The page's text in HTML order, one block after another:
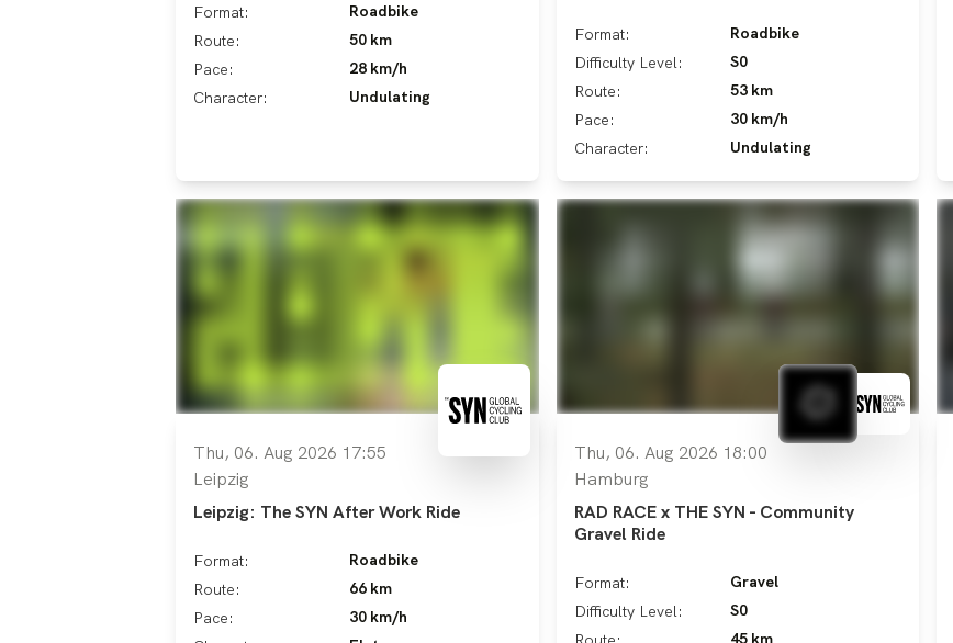
Format:
Roadbike
Route:
50 km
Pace:
28 km/h
Character:
Undulating
Format:
Roadbike
Difficulty Level:
S0
Route:
53 km
Pace:
30 km/h
Character:
Undulating
Thu, 06. Aug 2026 17:55
Leipzig
Leipzig: The SYN After Work Ride
Format:
Roadbike
Route:
66 km
Pace:
30 km/h
Thu, 06. Aug 2026 18:00
Hamburg
RAD RACE x THE SYN - Community
Gravel Ride
Format:
Gravel
Difficulty Level:
S0
45 km